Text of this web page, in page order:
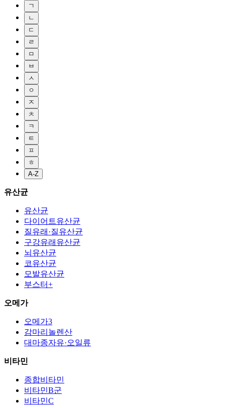
ㄱ
ㄴ
ㄷ
ㄹ
ㅁ
ㅂ
ㅅ
ㅇ
ㅈ
ㅊ
ㅋ
ㅌ
ㅍ
ㅎ
A-Z
유산균
유산균
다이어트유산균
질유래·질유산균
구강유래유산균
뇌유산균
코유산균
모발유산균
부스터+
오메가
오메가3
감마리놀렌산
대마종자유·오일류
비타민
종합비타민
비타민B군
비타민C